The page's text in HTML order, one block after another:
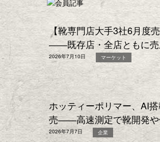
【靴専門店大手3社6月度
――既存店・全店ともに売
2026年7月10日 マーケット
ホッティーポリマー、AI
売――高速測定で靴開発や
2026年7月7日 企業